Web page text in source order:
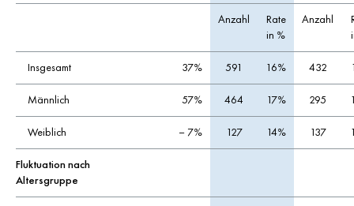
Anzahl
Rate
in %
Anzahl
Insgesamt 37% 591 16% 432
Männlich 57% 464 17% 295
Weiblich – 7% 127 14% 137
Fluktuation nach
Altersgruppe